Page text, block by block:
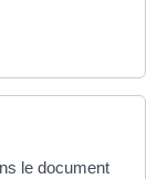
le document